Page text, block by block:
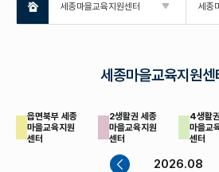
세종마을교육지원센터 세종
세종마을교육지원센
읍면북부 세종
마을교육지원
센터
2생활권 세종
마을교육지원
센터
4생활
마을교
센터
2026.08